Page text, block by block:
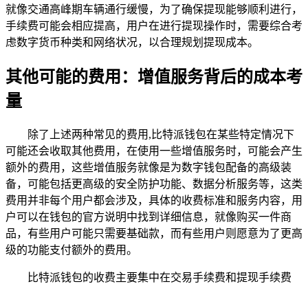
就像交通高峰期车辆通行缓慢，为了确保提现能够顺利进行，
手续费可能会相应提高，用户在进行提现操作时，需要综合考
虑数字货币种类和网络状况，以合理规划提现成本。
其他可能的费用：增值服务背后的成本考
量
除了上述两种常见的费用,比特派钱包在某些特定情况下
可能还会收取其他费用，在使用一些增值服务时，可能会产生
额外的费用，这些增值服务就像是为数字钱包配备的高级装
备，可能包括更高级的安全防护功能、数据分析服务等，这类
费用并非每个用户都会涉及，具体的收费标准和服务内容，用
户可以在钱包的官方说明中找到详细信息，就像购买一件商
品，有些用户可能只需要基础款，而有些用户则愿意为了更高
级的功能支付额外的费用。
比特派钱包的收费主要集中在交易手续费和提现手续费